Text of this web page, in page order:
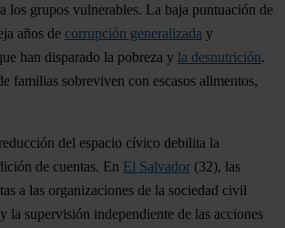
los grupos vulnerables. La baja puntuación de
años de corrupción generalizada y
han disparado la pobreza y la desnutrición.
familias sobreviven con escasos alimentos,
del espacio cívico debilita la
de cuentas. En El Salvador (32), las
a las organizaciones de la sociedad civil
la supervisión independiente de las acciones